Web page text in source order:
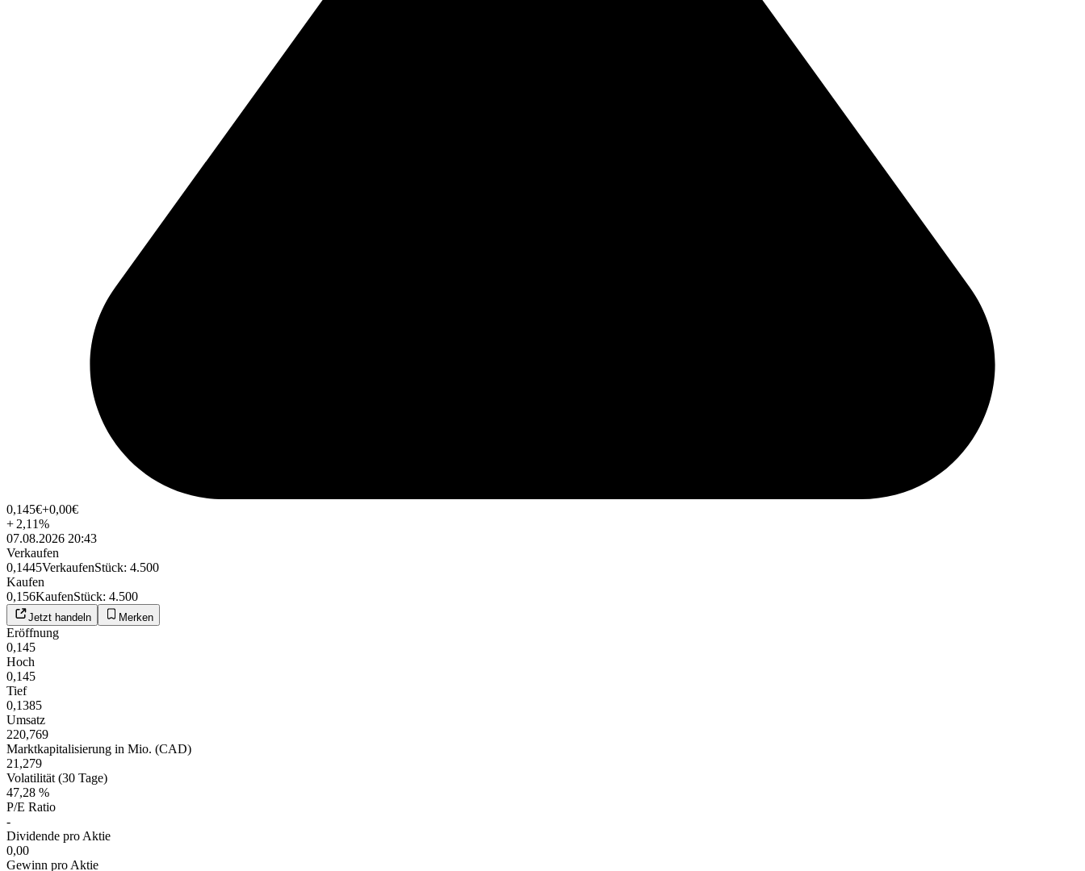
0,145€+0,00€
+ 2,11%
07.08.2026 20:43
Verkaufen
0,1445VerkaufenStück: 4.500
Kaufen
0,156KaufenStück: 4.500
Jetzt handeln Merken
Eröffnung
0,145
Hoch
0,145
Tief
0,1385
Umsatz
220,769
Marktkapitalisierung in Mio. (CAD)
21,279
Volatilität (30 Tage)
47,28 %
P/E Ratio
-
Dividende pro Aktie
0,00
Gewinn pro Aktie